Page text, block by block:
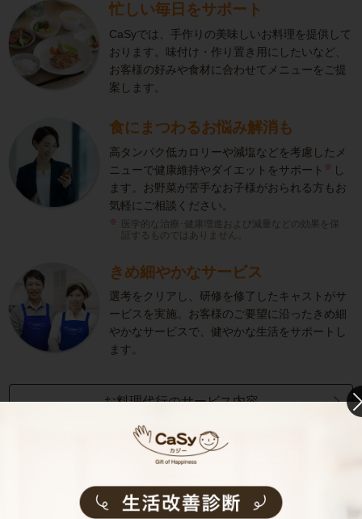
忙しい毎日をサポート
CaSyでは、手作りの美味しいお料理を提供して
おります。味付け・作り置き用にしたいなど、
お客様の好みや食材に合わせてメニューをご提
案します。
食にまつわるお悩み解消も
高タンパク低カロリーや減塩などを考慮したメ
ニューで健康維持やダイエットをサポート ※ し
ます。お野菜が苦手なお子様がおられる方もお
気軽にご相談ください。
医学的な治療･健康増進および減量などの効果を保
証するものではありません。
きめ細やかなサービス
選考をクリアし、研修を修了したキャストがサ
ービスを実施。お客様のご要望に沿ったきめ細
やかなサービスで、健やかな生活をサポートし
ます。
お料理代行のサービス内容
お料理代行のサービス料金